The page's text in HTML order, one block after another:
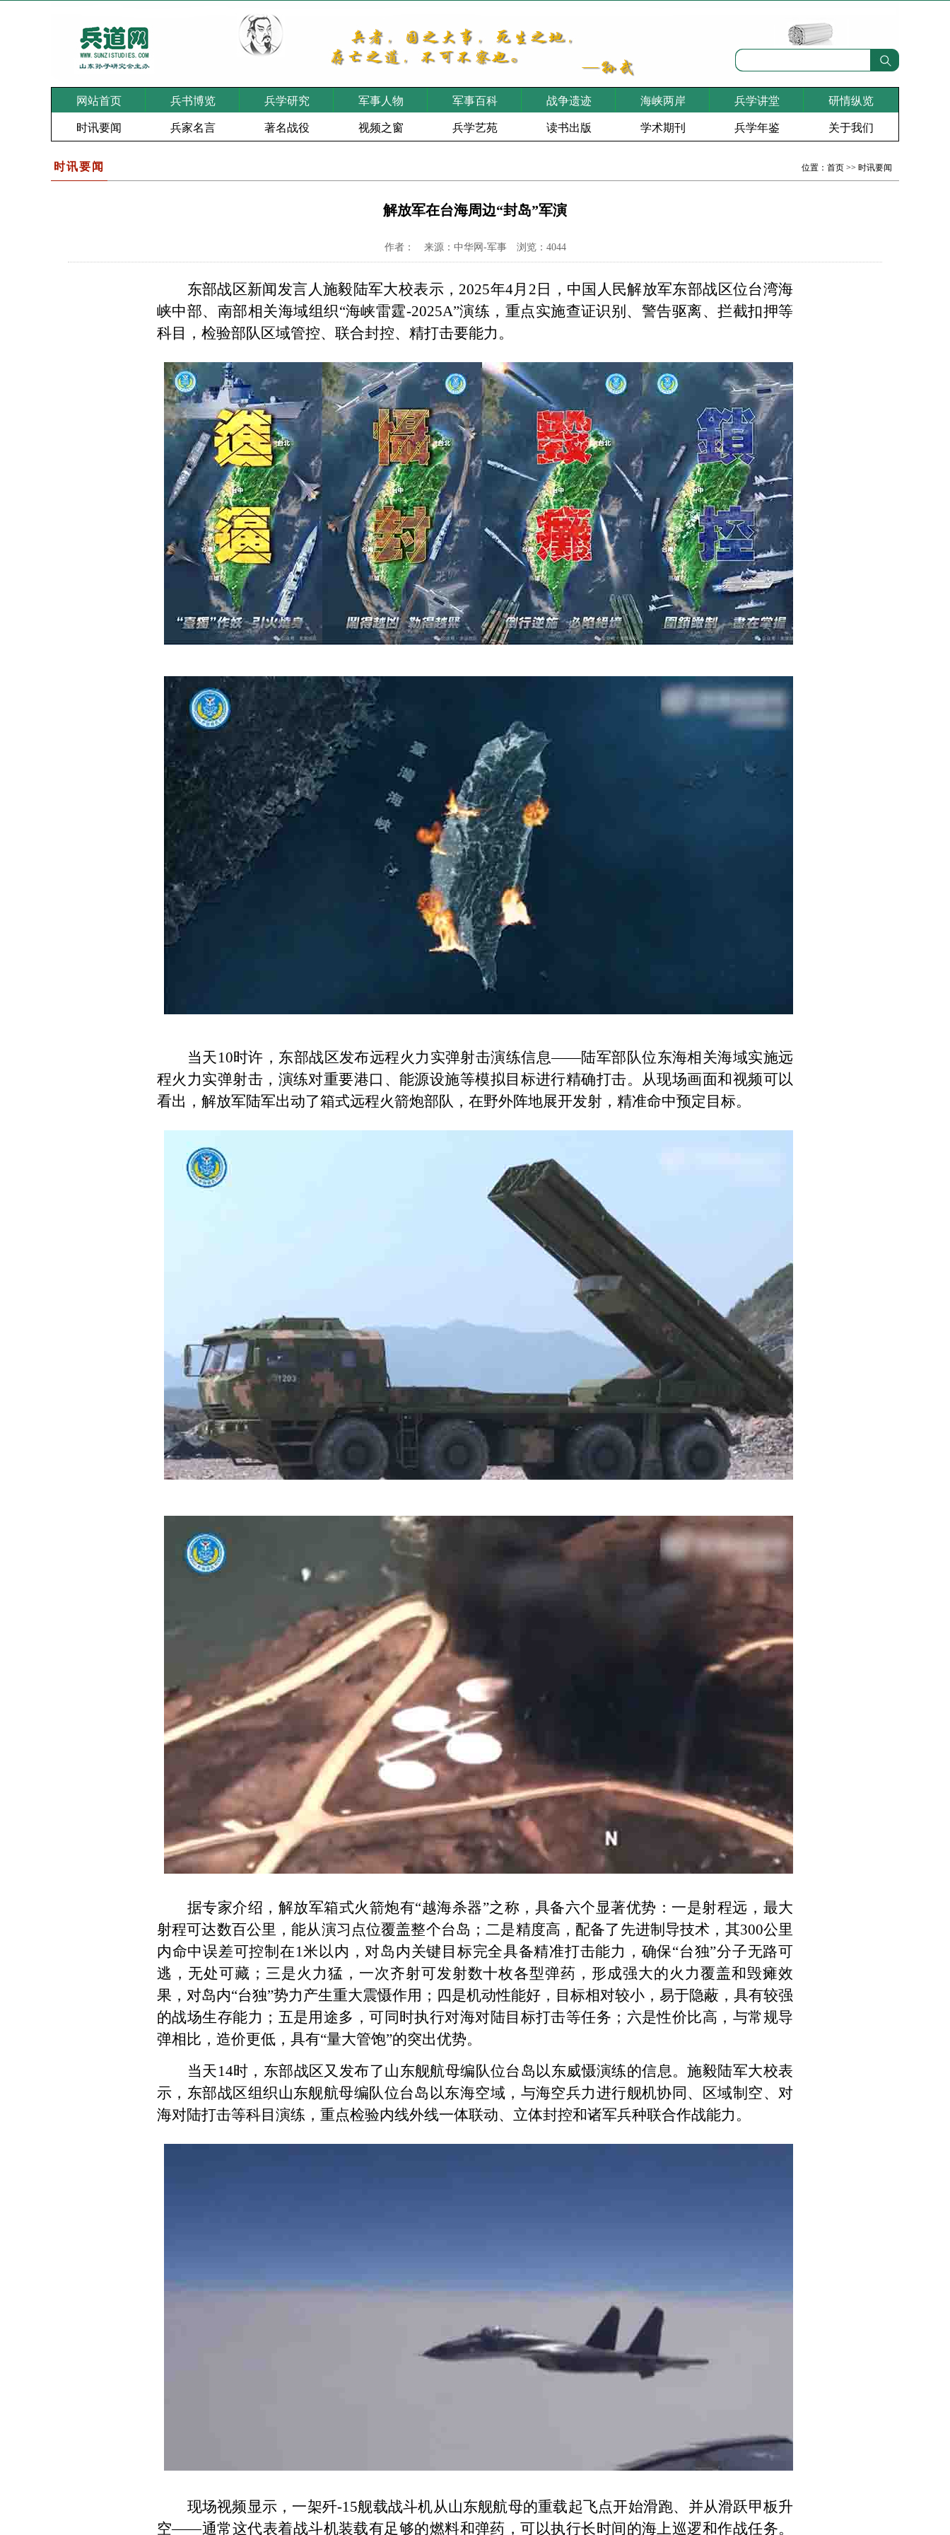
网站首页 兵书博览 兵学研究 军事人物 军事百科 战争遗迹 海峡两岸 兵学讲堂 研情纵览
时讯要闻 兵家名言 著名战役 视频之窗 兵学艺苑 读书出版 学术期刊 兵学年鉴 关于我们
时讯要闻 位置： 首页 >> 时讯要闻
解放军在台海周边“封岛”军演
作者： 来源：中华网-军事 浏览：4044
东部战区新闻发言人施毅陆军大校表示， 2025年4月 2 日，中国人民解放军东部战区位台湾海
峡中部、南部相关海域组织“海峡雷霆-2025A”演练，重点实施查证识别、警告驱离、拦截扣押等
科目，检验部队区域管控、联合封控、精打击要能力。
当天10时许，东部战区发布远程火力实弹射击演练信息——陆军部队位东海相关海域实施远
程火力实弹射击，演练对重要港口、能源设施等模拟目标进行精确打击。从现场画面和视频可以
看出，解放军陆军出动了箱式远程火箭炮部队，在野外阵地展开发射，精准命中预定目标。
据专家介绍，解放军箱式火箭炮有“越海杀器”之称，具备六个显著优势：一是射程远，最大
射程可达数百公里，能从演习点位覆盖整个台岛；二是精度高，配备了先进制导技术，其300公里
内命中误差可控制在1米以内，对岛内关键目标完全具备精准打击能力，确保“台独”分子无路可
逃，无处可藏；三是火力猛，一次齐射可发射数十枚各型弹药，形成强大的火力覆盖和毁瘫效
果，对岛内“台独”势力产生重大震慑作用；四是机动性能好，目标相对较小，易于隐蔽，具有较强
的战场生存能力；五是用途多，可同时执行对海对陆目标打击等任务；六是性价比高，与常规导
弹相比，造价更低，具有“量大管饱”的突出优势。
当天14时，东部战区又发布了山东舰航母编队位台岛以东威慑演练的信息。施毅陆军大校表
示，东部战区组织山东舰航母编队位台岛以东海空域，与海空兵力进行舰机协同、区域制空、对
海对陆打击等科目演练，重点检验内线外线一体联动、立体封控和诸军兵种联合作战能力。
现场视频显示，一架歼-15舰载战斗机从山东舰航母的重载起飞点开始滑跑、并从滑跃甲板升
空——通常这代表着战斗机装载有足够的燃料和弹药，可以执行长时间的海上巡逻和作战任务。